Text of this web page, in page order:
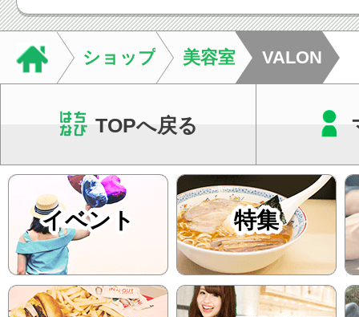
態を丁寧に確認した
います。必要に応じ
ン・CT・MRIなどの
ショップ 美容室 VALON
TOPへ戻る
イベント 特集